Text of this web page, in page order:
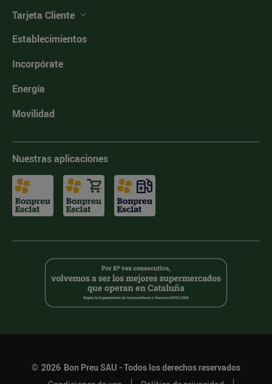
Tarjeta Cliente
Establecimientos
Incorpórate
Energía
Movilidad
Nuestras aplicaciones
© 2026 Bon Preu SAU - Todos los derechos reservados